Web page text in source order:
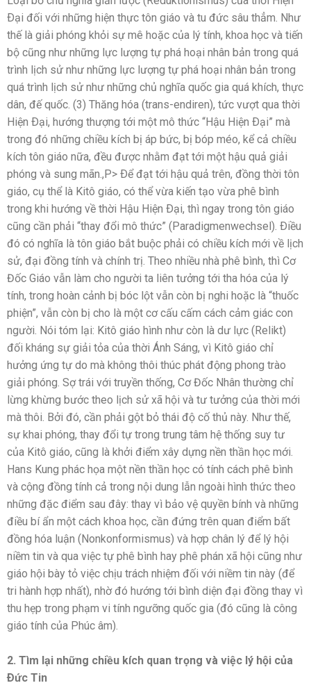
Ðại đối với những hiện thực tôn giáo và tu đức sâu thẳm. Như
thế là giải phóng khỏi sự mê hoặc của lý tính, khoa học và tiến
bộ cũng như những lực lượng tự phá hoại nhân bản trong quá
trình lịch sử như những lực lượng tự phá hoại nhân bản trong
quá trình lịch sử như những chủ nghĩa quốc gia quá khích, thực
dân, đế quốc. (3) Thăng hóa (trans-endiren), tức vượt qua thời
Hiện Ðại, hướng thượng tới một mô thức “Hậu Hiện Ðại” mà
trong đó những chiều kích bị áp bức, bị bóp méo, kể cả chiều
kích tôn giáo nữa, đều được nhằm đạt tới một hậu quả giải
phóng và sung mãn.,P> Ðể đạt tới hậu quả trên, đồng thời tôn
giáo, cụ thể là Kitô giáo, có thể vừa kiến tạo vừa phê bình
trong khi hướng về thời Hậu Hiện Ðại, thì ngay trong tôn giáo
cũng cần phải “thay đổi mô thức” (Paradigmenwechsel). Ðiều
đó có nghĩa là tôn giáo bắt buộc phải có chiều kích mới về lịch
sử, đại đồng tính và chính trị. Theo nhiều nhà phê bình, thì Cơ
Đốc Giáo vẫn làm cho người ta liên tưởng tới tha hóa của lý
tính, trong hoàn cảnh bị bóc lột vẫn còn bị nghi hoặc là “thuốc
phiện”, vẫn còn bị cho là một cơ cấu cấm cách cảm giác con
người. Nói tóm lại: Kitô giáo hình như còn là dư lực (Relikt)
đối kháng sự giải tỏa của thời Ánh Sáng, vì Kitô giáo chỉ
hưởng ứng tự do mà không thôi thúc phát động phong trào
giải phóng. Sợ trái với truyền thống, Cơ Đốc Nhân thường chỉ
lừng khừng bước theo lịch sử xã hội và tư tưởng của thời mới
mà thôi. Bởi đó, cần phải gột bỏ thái độ cố thủ này. Như thế,
sự khai phóng, thay đổi tự trong trung tâm hệ thống suy tư
của Kitô giáo, cũng là khởi điểm xây dựng nền thần học mới.
Hans Kung phác họa một nền thần học có tính cách phê bình
và cộng đồng tính cả trong nội dung lẫn ngoài hình thức theo
những đặc điểm sau đây: thay vì bảo vệ quyền bính và những
điều bí ẩn một cách khoa học, cần đứng trên quan điểm bất
đồng hóa luận (Nonkonformismus) và hợp chân lý để lý hội
niềm tin và qua việc tự phê bình hay phê phán xã hội cũng như
giáo hội bày tỏ việc chịu trách nhiệm đối với niềm tin này (để
tri hành hợp nhất), nhờ đó hướng tới bình diện đại đồng thay vì
thu hẹp trong phạm vi tính ngưỡng quốc gia (đó cũng là công
giáo tính của Phúc âm).
2. Tìm lại những chiều kích quan trọng và việc lý hội của
Ðức Tin